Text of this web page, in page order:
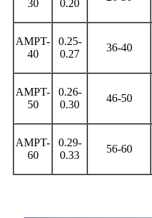
30
0.20
AMPT-
40
0.25-
0.27
36-40
AMPT-
50
0.26-
0.30
46-50
AMPT-
60
0.29-
0.33
56-60